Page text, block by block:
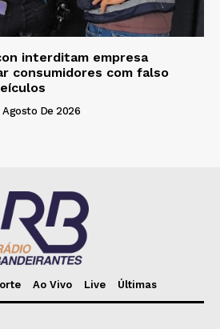
interditam empresa
consumidores com falso
Agosto De 2026
Ao Vivo Live Últimas